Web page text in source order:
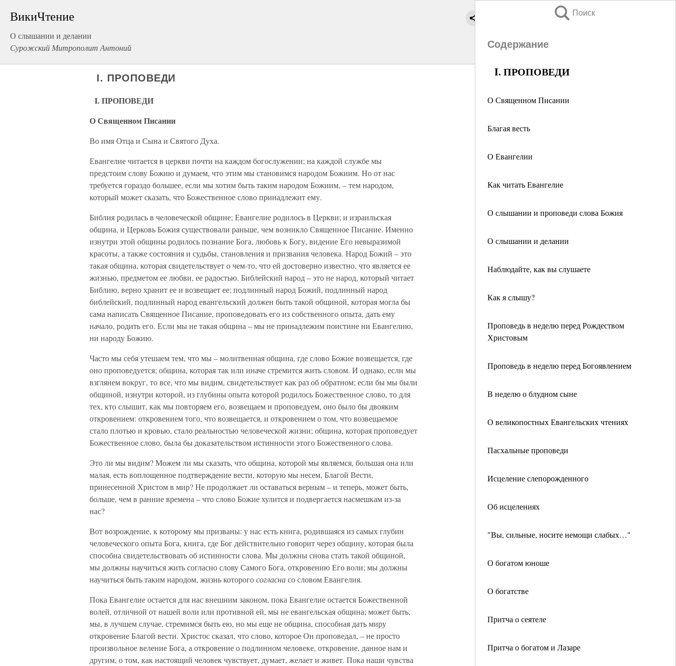
ВикиЧтение
О слышании и делании
Сурожский Митрополит Антоний
Поиск
Содержание
I. ПРОПОВЕДИ
О Священном Писании
Благая весть
О Евангелии
Как читать Евангелие
О слышании и проповеди слова Божия
О слышании и делании
Наблюдайте, как вы слушаете
Как я слышу?
Проповедь в неделю перед Рождеством
Христовым
Проповедь в неделю перед Богоявлением
В неделю о блудном сыне
О великопостных Евангельских чтениях
Пасхальные проповеди
Исцеление слепорожденного
Об исцелениях
"Вы, сильные, носите немощи слабых…"
О богатом юноше
О богатстве
Притча о сеятеле
Притча о богатом и Лазаре
I. ПРОПОВЕДИ
I. ПРОПОВЕДИ
О Священном Писании
Во имя Отца и Сына и Святого Духа.
Евангелие читается в церкви почти на каждом богослужении; на каждой службе мы
предстоим слову Божию и думаем, что этим мы становимся народом Божиим. Но от нас
требуется гораздо большее, если мы хотим быть таким народом Божиим, – тем народом,
который может сказать, что Божественное слово принадлежит ему.
Библия родилась в человеческой общине; Евангелие родилось в Церкви; и израильская
община, и Церковь Божия существовали раньше, чем возникло Священное Писание. Именно
изнутри этой общины родилось познание Бога, любовь к Богу, видение Его невыразимой
красоты, а также состояния и судьбы, становления и призвания человека. Народ Божий – это
такая община, которая свидетельствует о чем-то, что ей достоверно известно, что является ее
жизнью, предметом ее любви, ее радостью. Библейский народ – это не народ, который читает
Библию, верно хранит ее и возвещает ее; подлинный народ Божий, подлинный народ
библейский, подлинный народ евангельский должен быть такой общиной, которая могла бы
сама написать Священное Писание, проповедовать его из собственного опыта, дать ему
начало, родить его. Если мы не такая община – мы не принадлежим поистине ни Евангелию,
ни народу Божию.
Часто мы себя утешаем тем, что мы – молитвенная община, где слово Божие возвещается, где
оно проповедуется; община, которая так или иначе стремится жить словом. И однако, если мы
взглянем вокруг, то все, что мы видим, свидетельствует как раз об обратном; если бы мы были
общиной, изнутри которой, из глубины опыта которой родилось Божественное слово, то для
тех, кто слышит, как мы повторяем его, возвещаем и проповедуем, оно было бы двояким
откровением: откровением того, что возвещается, и откровением о том, что возвещаемое
стало плотью и кровью, стало реальностью человеческой жизни; община, которая проповедует
Божественное слово, была бы доказательством истинности этого Божественного слова.
Это ли мы видим? Можем ли мы сказать, что община, которой мы являемся, большая она или
малая, есть воплощенное подтверждение вести, которую мы несем, Благой Вести,
принесенной Христом в мир? Не продолжает ли оставаться верным – и теперь, может быть,
больше, чем в ранние времена – что слово Божие хулится и подвергается насмешкам из-за
нас?
Вот возрождение, к которому мы призваны: у нас есть книга, родившаяся из самых глубин
человеческого опыта Бога, книга, где Бог действительно говорит через общину, которая была
способна свидетельствовать об истинности слова. Мы должны снова стать такой общиной,
мы должны научиться жить согласно слову Самого Бога, откровению Его воли; мы должны
научиться быть таким народом, жизнь которогосогласнасо словом Евангелия.
Пока Евангелие остается для нас внешним законом, пока Евангелие остается Божественной
волей, отличной от нашей воли или противной ей, мы не евангельская община; может быть,
мы, в лучшем случае, стремимся быть ею, но мы еще не община, способная дать миру
откровение Благой вести. Христос сказал, что слово, которое Он проповедал, – не просто
произвольное веление Бога, а откровение о подлинном человеке, откровение, данное нам и
другим, о том, как настоящий человек чувствует, думает, желает и живет. Пока наши чувства